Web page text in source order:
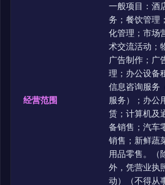
经营范围
一般项目：酒
务；餐饮管理
化管理；市场
术交流活动；
广告制作；广
理；办公设备
信息咨询服务
服务）；办公
赁；计算机及
备销售；汽车
销售；新鲜蔬
用品零售。（
外，凭营业执
动）（不得从